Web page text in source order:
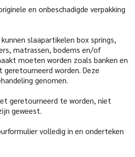
en onbeschadigde verpakking
slaapartikelen box springs,
matrassen, bodems en/of
moeten worden zoals banken en
worden. Deze
genomen.
geretourneerd te worden, niet
geweest.
volledig in en onderteken